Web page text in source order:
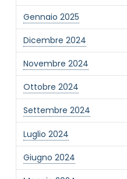
Gennaio 2025
Dicembre 2024
Novembre 2024
Ottobre 2024
Settembre 2024
Luglio 2024
Giugno 2024